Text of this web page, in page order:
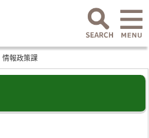
情報政策課